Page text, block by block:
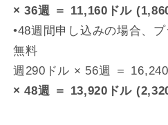
× 36週 ＝ 11,160ドル
•48週間申し込みの場合、
無料
週290ドル × 56週 ＝
× 48週 ＝ 13,920ドル